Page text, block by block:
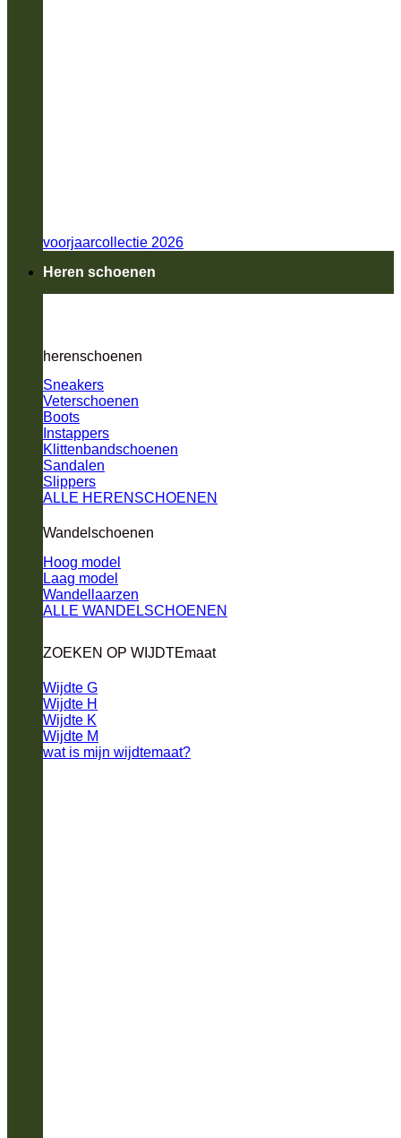
voorjaarcollectie 2026
Heren schoenen
herenschoenen
Sneakers
Veterschoenen
Boots
Instappers
Klittenbandschoenen
Sandalen
Slippers
ALLE HERENSCHOENEN
Wandelschoenen
Hoog model
Laag model
Wandellaarzen
ALLE WANDELSCHOENEN
ZOEKEN OP WIJDTEmaat
Wijdte G
Wijdte H
Wijdte K
Wijdte M
wat is mijn wijdtemaat?